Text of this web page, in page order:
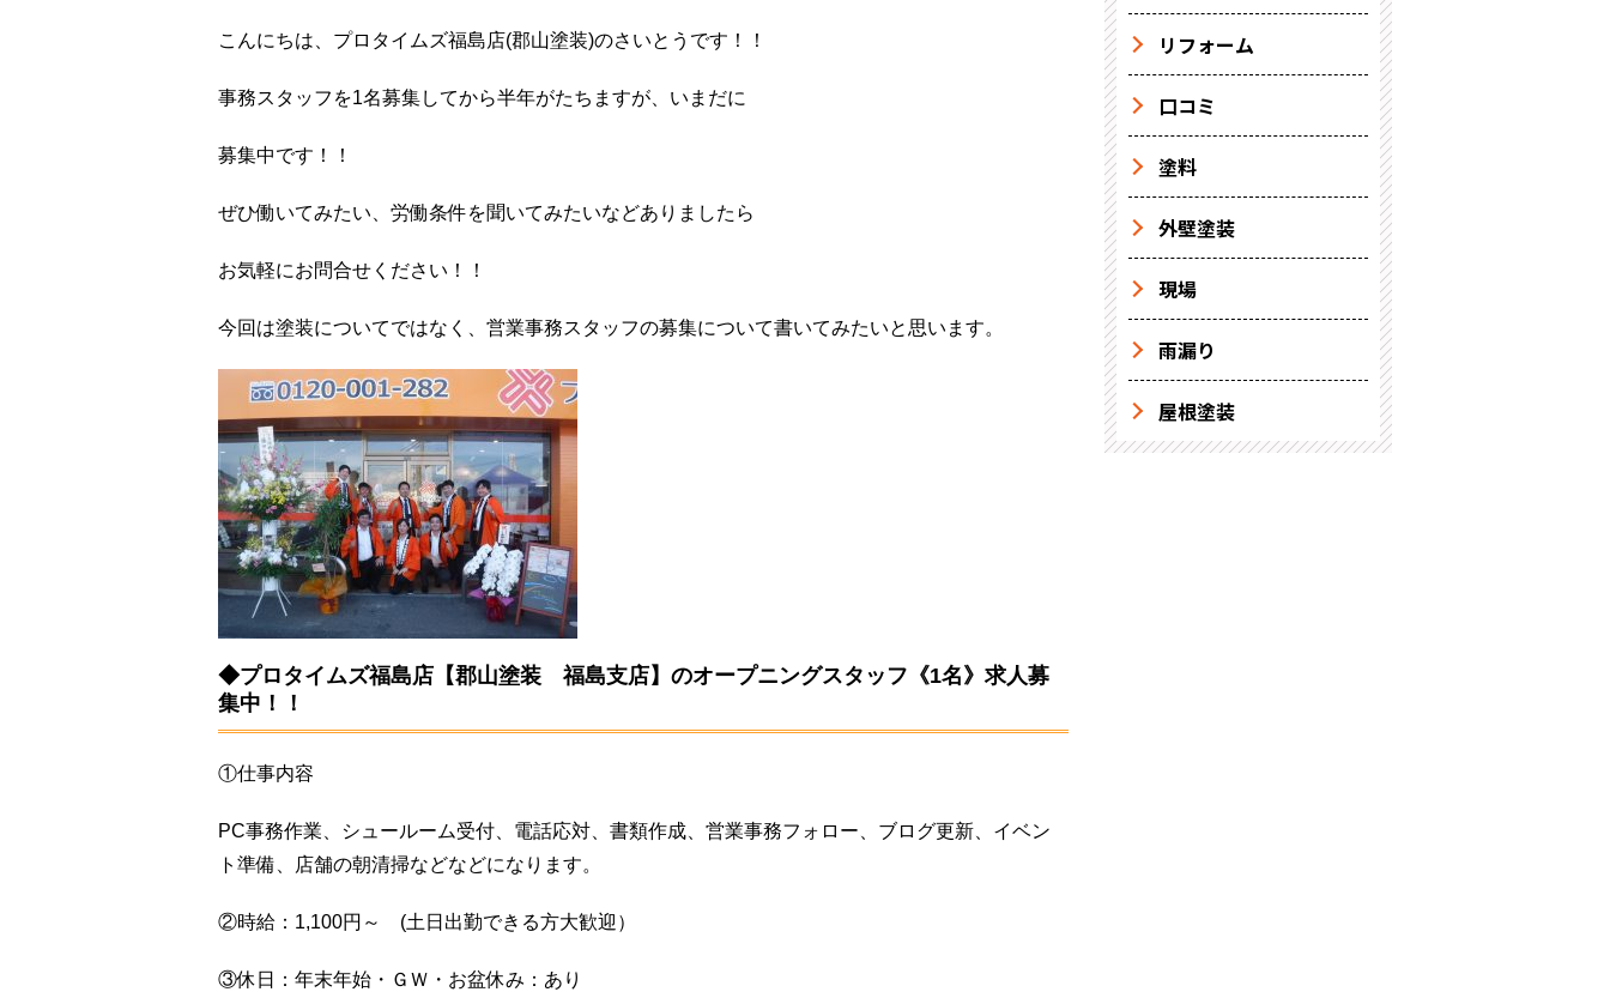
こんにちは、プロタイムズ福島店(郡山塗装)のさいとうです！！
事務スタッフを1名募集してから半年がたちますが、いまだに
募集中です！！
ぜひ働いてみたい、労働条件を聞いてみたいなどありましたら
お気軽にお問合せください！！
今回は塗装についてではなく、営業事務スタッフの募集について書いてみたいと思います。
◆プロタイムズ福島店【郡山塗装 福島支店】のオープニングスタッフ《1名》求人募
集中！！
①仕事内容
PC事務作業、シュールーム受付、電話応対、書類作成、営業事務フォロー、ブログ更新、イベン
ト準備、店舗の朝清掃などなどになります。
②時給：1,100円～ (土日出勤できる方大歓迎）
③休日：年末年始・ＧＷ・お盆休み：あり
リフォーム
口コミ
塗料
外壁塗装
現場
雨漏り
屋根塗装